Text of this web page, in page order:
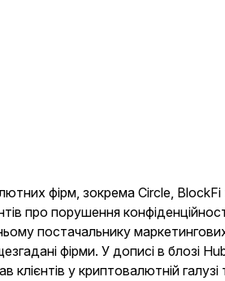
фірм, зокрема Circle, BlockFi
про порушення
постачальнику
фірми. У дописі в блозі
клієнтів у криптовалютній